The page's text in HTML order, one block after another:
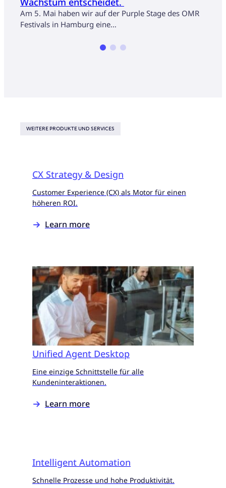
Am 5. Mai haben wir auf der Purple Stage des OMR
Festivals in Hamburg eine…
WEITERE PRODUKTE UND SERVICES
CX Strategy & Design
Customer Experience (CX) als Motor für einen
höheren ROI.
Learn more
Unified Agent Desktop
Eine einzige Schnittstelle für alle
Kundeninteraktionen.
Learn more
Intelligent Automation
Schnelle Prozesse und hohe Produktivität.